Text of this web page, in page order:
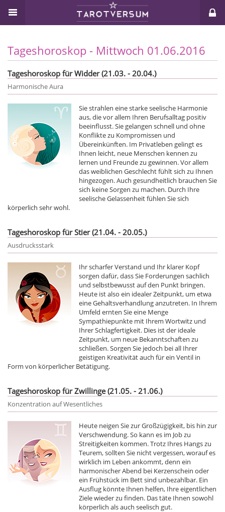
Tageshoroskop - Mittwoch 01.06.2016
Tageshoroskop für Widder (21.03. - 20.04.)
Harmonische Aura
Sie strahlen eine starke seelische Harmonie
aus, die vor allem Ihren Berufsalltag positiv
beeinflusst. Sie gelangen schnell und ohne
Konflikte zu Kompromissen und
Übereinkünften. Im Privatleben gelingt es
Ihnen leicht, neue Menschen kennen zu
lernen und Freunde zu gewinnen. Vor allem
das weiblichen Geschlecht fühlt sich zu Ihnen
hingezogen. Auch gesundheitlich brauchen Sie
sich keine Sorgen zu machen. Durch Ihre
seelische Gelassenheit fühlen Sie sich
körperlich sehr wohl.
Tageshoroskop für Stier (21.04. - 20.05.)
Ausdrucksstark
Ihr scharfer Verstand und Ihr klarer Kopf
sorgen dafür, dass Sie Forderungen sachlich
und selbstbewusst auf den Punkt bringen.
Heute ist also ein idealer Zeitpunkt, um etwa
eine Gehaltsverhandlung anzutreten. In Ihrem
Umfeld ernten Sie eine Menge
Sympathiepunkte mit Ihrem Wortwitz und
Ihrer Schlagfertigkeit. Dies ist der ideale
Zeitpunkt, um neue Bekanntschaften zu
schließen. Sorgen Sie jedoch bei all Ihrer
geistigen Kreativität auch für ein Ventil in
Form von körperlicher Betätigung.
Tageshoroskop für Zwillinge (21.05. - 21.06.)
Konzentration auf Wesentliches
Heute neigen Sie zur Großzügigkeit, bis hin zur
Verschwendung. So kann es im Job zu
Streitigkeiten kommen. Trotz Ihres Hangs zu
Teurem, sollten Sie nicht vergessen, worauf es
wirklich im Leben ankommt, denn ein
harmonischer Abend bei Kerzenschein oder
ein Frühstück im Bett sind unbezahlbar. Ein
Ausflug könnte Ihnen helfen, Ihre eigentlichen
Ziele wieder zu finden. Das täte Ihnen sowohl
körperlich als auch seelisch gut.